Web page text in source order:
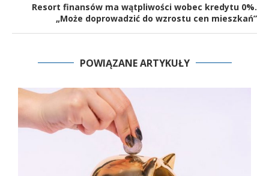
Resort finansów ma wątpliwości wobec kredytu 0%.
„Może doprowadzić do wzrostu cen mieszkań”
POWIĄZANE ARTYKUŁY